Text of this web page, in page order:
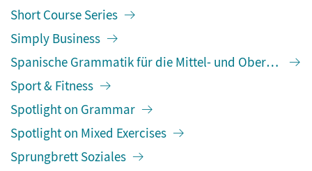
Short Course Series
Simply Business
Spanische Grammatik für die Mittel- und Oberstufe
Sport & Fitness
Spotlight on Grammar
Spotlight on Mixed Exercises
Sprungbrett Soziales